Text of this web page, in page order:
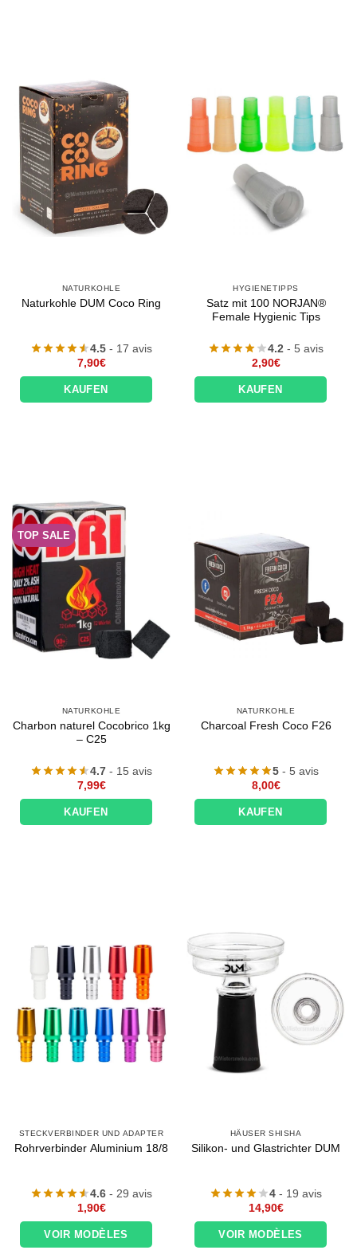
NATURKOHLE
Naturkohle DUM Coco Ring
4.5 - 17 avis
7,90€
KAUFEN
HYGIENETIPPS
Satz mit 100 NORJAN®
Female Hygienic Tips
4.2 - 5 avis
2,90€
KAUFEN
TOP SALE
NATURKOHLE
Charbon naturel Cocobrico 1kg
– C25
4.7 - 15 avis
7,99€
KAUFEN
NATURKOHLE
Charcoal Fresh Coco F26
5 - 5 avis
8,00€
KAUFEN
STECKVERBINDER UND ADAPTER
Rohrverbinder Aluminium 18/8
4.6 - 29 avis
1,90€
VOIR MODÈLES
HÄUSER SHISHA
Silikon- und Glastrichter DUM
4 - 19 avis
14,90€
VOIR MODÈLES